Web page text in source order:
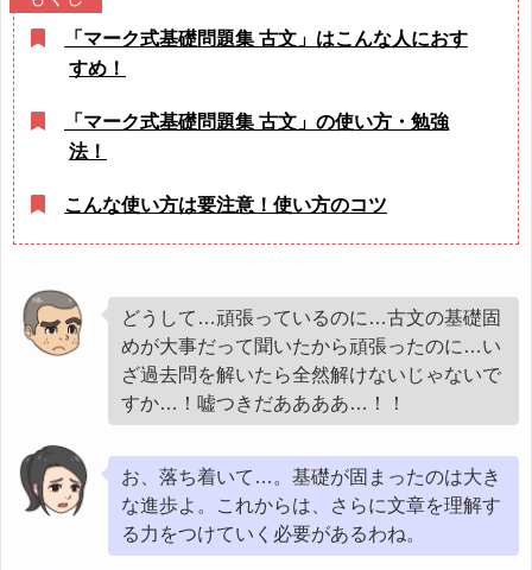
「マーク式基礎問題集 古文」はこんな人におす
すめ！
「マーク式基礎問題集 古文」の使い方・勉強
法！
こんな使い方は要注意！使い方のコツ
どうして…頑張っているのに…古文の基礎固
めが大事だって聞いたから頑張ったのに…い
ざ過去問を解いたら全然解けないじゃないで
すか…！嘘つきだああああ…！！
お、落ち着いて…。基礎が固まったのは大き
な進歩よ。これからは、さらに文章を理解す
る力をつけていく必要があるわね。